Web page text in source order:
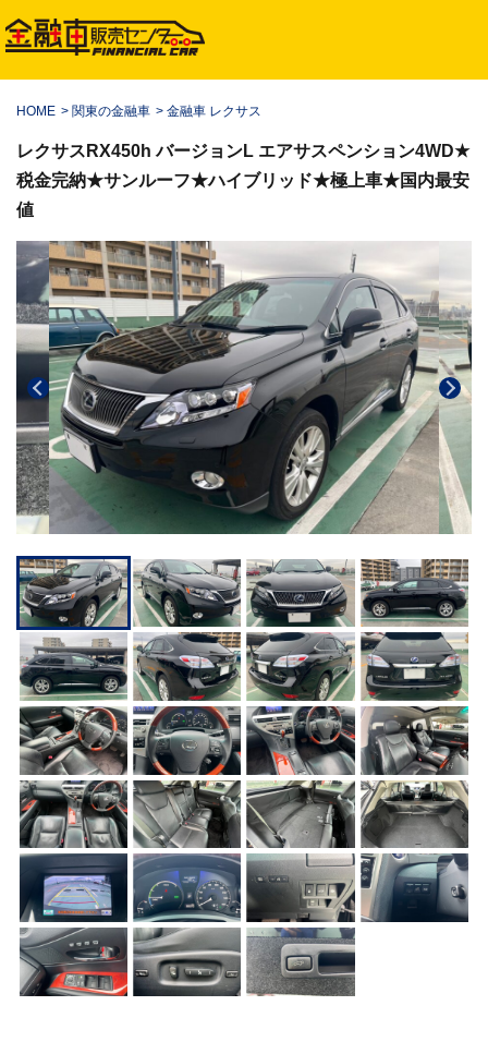
HOME > 関東の金融車 > 金融車 レクサス
レクサスRX450h バージョンL エアサスペンション4WD★
税金完納★サンルーフ★ハイブリッド★極上車★国内最安
値